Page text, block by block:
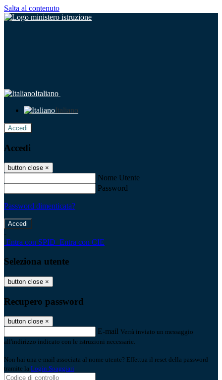
Salta al contenuto
Italiano
Italiano
Accedi
Accedi
button close ×
Nome Utente
Password
Password dimenticata?
-
Entra con SPID Entra con CIE
Seleziona utente
button close ×
Recupero password
button close ×
E-mail Verrà inviato un messaggio
all'indirizzo indicato con le istruzioni necessarie.
Non hai una e-mail associata al nome utente? Effettua il reset della password
tramite la Login Spaggiari